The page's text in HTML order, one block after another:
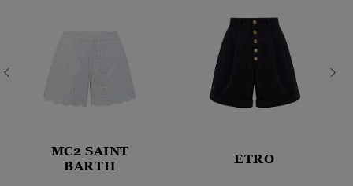
MC2 SAINT
BARTH
ETRO